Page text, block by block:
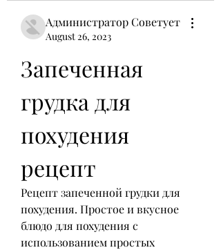
Администратор Советует
August 26, 2023
Запеченная
грудка для
похудения
рецепт
Рецепт запеченной грудки для
похудения. Простое и вкусное
блюдо для похудения с
использованием простых